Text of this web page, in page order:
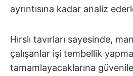
ayrıntısına kadar analiz
Hırslı tavırları sayesinde,
çalışanlar işi tembellik
tamamlayacaklarına